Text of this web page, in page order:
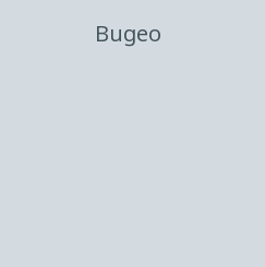
Видео